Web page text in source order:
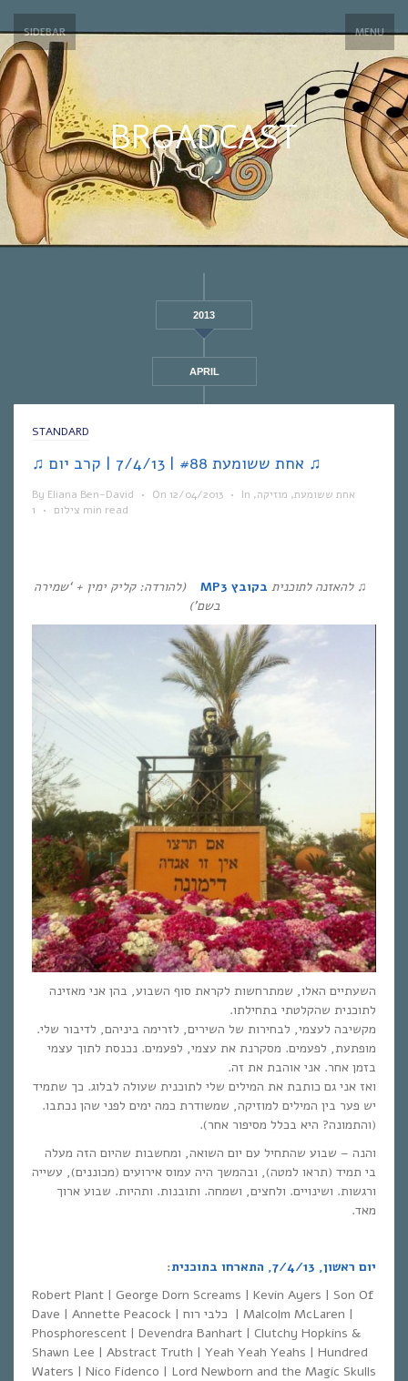
SIDEBAR MENU
BROADCAST
2013
APRIL
STANDARD
♫ אחת ששומעת #88 | 7/4/13 | קרב יום ♫
By Eliana Ben-David • On 12/04/2013 • In אחת ששומעת, מוזיקה,
צילום • 1 min read
♫ להאזנה לתוכנית בקובץ MP3
(להורדה: קליק ימין + ‘שמירה
בשם’)
השעתיים האלו, שמתרחשות לקראת סוף השבוע, בהן אני מאזינה
לתוכנית שהקלטתי בתחילתו.
מקשיבה לעצמי, לבחירות של השירים, לזרימה ביניהם, לדיבור שלי.
מופתעת, לפעמים. מסקרנת את עצמי, לפעמים. נכנסת לתוך עצמי
בזמן אחר. אני אוהבת את זה.
ואז אני גם כותבת את המילים שלי לתוכנית שעולה לבלוג. כך שתמיד
יש פער בין המילים למוזיקה, שמשודרת כמה ימים לפני שהן נכתבו.
(והתמונה? היא בכלל מסיפור אחר).
והנה – שבוע שהתחיל עם יום השואה, ומחשבות שהיום הזה מעלה
בי תמיד (תראו למטה), ובהמשך היה עמוס אירועים (מכוננים), עשייה
ורגשות. ושינויים. ולחצים, ושמחה. ותובנות. ותהיות. שבוע ארוך
מאד.
יום ראשון, 7/4/13, התארחו בתוכנית
:
Robert Plant | George Dorn Screams | Kevin Ayers | Son Of
Dave | Annette Peacock | כלבי רוח | Malcolm McLaren |
Phosphorescent | Devendra Banhart | Clutchy Hopkins &
Shawn Lee | Abstract Truth | Yeah Yeah Yeahs | Hundred
Waters | Nico Fidenco | Lord Newborn and the Magic Skulls